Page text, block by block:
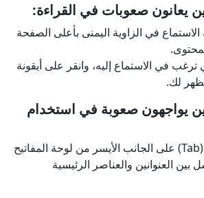
يعانون صعوبات في القراءة​:
الاستماع في الزاوية اليمنى بأعلى الصفحة
ترغب في الاستماع إليه، وانقر على أيقونة
لك.
يواجهون صعوبة في استخدام
اضغط على زر (Tab) على الجانب الأيسر من لوحة المفاتيح
بين العنوانين والعناصر الرئيسية